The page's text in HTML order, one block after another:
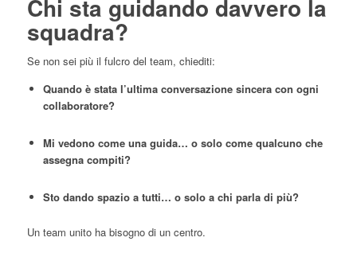
Chi sta guidando davvero la
squadra?
Se non sei più il fulcro del team, chiediti:
Quando è stata l’ultima conversazione sincera con ogni
collaboratore?
Mi vedono come una guida… o solo come qualcuno che
assegna compiti?
Sto dando spazio a tutti… o solo a chi parla di più?
Un team unito ha bisogno di un centro.